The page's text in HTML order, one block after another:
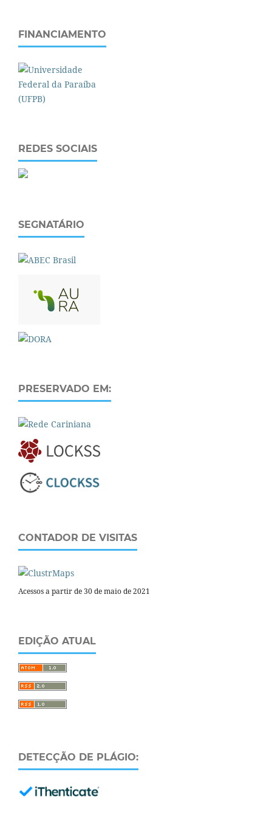
FINANCIAMENTO
REDES SOCIAIS
SEGNATÁRIO
PRESERVADO EM:
CONTADOR DE VISITAS
Acessos a partir de 30 de maio de 2021
EDIÇÃO ATUAL
DETECÇÃO DE PLÁGIO: